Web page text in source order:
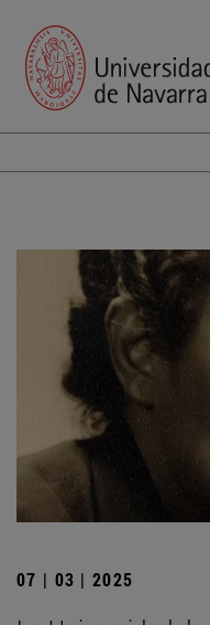
07 | 03 | 2025